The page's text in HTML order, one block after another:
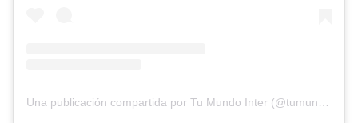
Una publicación compartida por Tu Mundo Inter (@tumundointer)